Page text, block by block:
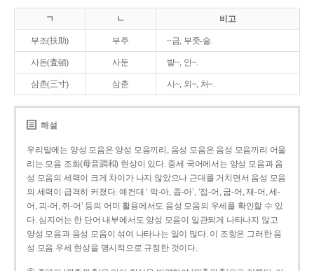
ㄱ ㄴ 비고
부조(扶助) 부주 ~금, 부좃-술.
사돈(査頓) 사둔 밭~, 안~.
삼촌(三寸) 삼춘 시~, 외~, 처~.
해설
우리말에는 양성 모음은 양성 모음끼리, 음성 모음은 음성 모음끼리 어울
리는 모음 조화(母音調和) 현상이 있다. 중세 국어에서는 양성 모음과 음
성 모음의 세력이 크게 차이가 나지 않았으나 근대를 거치면서 음성 모음
의 세력이 급격히 커졌다. 예컨대 ‘ 막-아, 좁-아’, ‘접-어, 굽-어, 재-어, 세-
어, 괴-어, 쥐-어’ 등의 어미 활용에서도 음성 모음의 우세를 확인할 수 있
다. 심지어는 한 단어 내부에서도 양성 모음이 일관되게 나타나지 않고
양성 모음과 음성 모음이 섞여 나타나는 일이 많다. 이 조항은 그러한 음
성 모음 우세 현상을 명시적으로 규정한 것이다.